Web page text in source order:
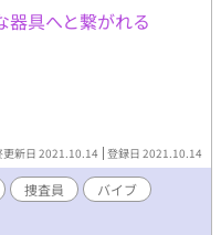
器具へと繋がれる
更新日 2021.10.14 登録日 2021.10.14
捜査員
バイブ